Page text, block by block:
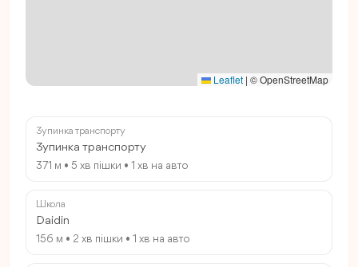
Leaflet | © OpenStreetMap
Зупинка транспорту
Зупинка транспорту
371 м • 5 хв пішки • 1 хв на авто
Школа
Daidin
156 м • 2 хв пішки • 1 хв на авто